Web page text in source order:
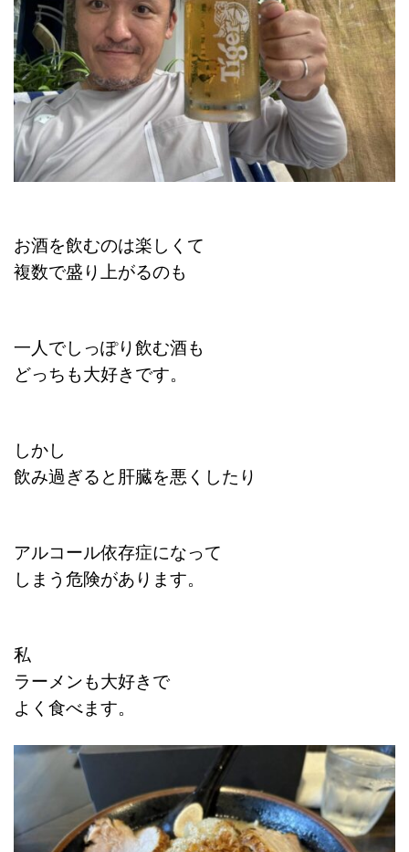
お酒を飲むのは楽しくて
複数で盛り上がるのも
一人でしっぽり飲む酒も
どっちも大好きです。
しかし
飲み過ぎると肝臓を悪くしたり
アルコール依存症になって
しまう危険があります。
私
ラーメンも大好きで
よく食べます。